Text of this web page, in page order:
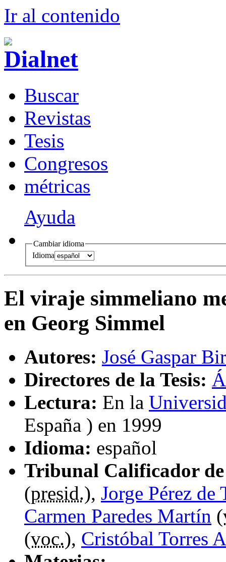
Ir al contenido
Buscar
Revistas
Tesis
Congresos
métricas
Ayuda
Cambiar idioma
Idioma
El viraje simmeliano
en Georg Simmel
Autores: José Gaspar
Directores de la Tesis:
Lectura: En la
España ) en 1999
Idioma: español
Tribunal Calificador de
(presid.), Jorge Pérez de
Carmen Paredes Martín (
(voc.), Cristóbal Torres